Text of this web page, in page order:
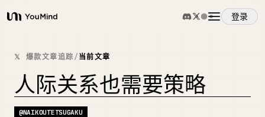
YouMind
登录
概览
使用案例
𝕏 爆款文章追踪/当前文章
人际关系也需要策略
@NAIKOUTETSUGAKU